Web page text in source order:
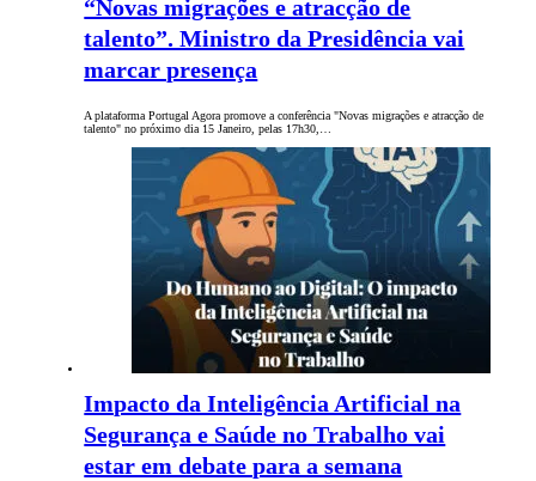
“Novas migrações e atracção de
talento”. Ministro da Presidência vai
marcar presença
A plataforma Portugal Agora promove a conferência "Novas migrações e atracção de
talento" no próximo dia 15 Janeiro, pelas 17h30,…
Impacto da Inteligência Artificial na
Segurança e Saúde no Trabalho vai
estar em debate para a semana